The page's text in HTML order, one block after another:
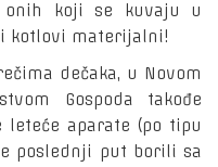
koji se kuvaju u
kotlovi materijalni!
dečaka, u Novom
Gospoda takođe
aparate (po tipu
poslednji put borili sa